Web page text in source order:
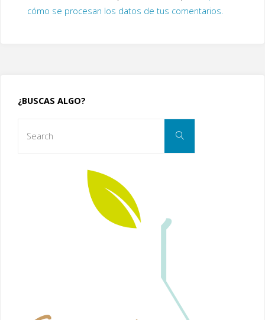
cómo se procesan los datos de tus comentarios.
¿BUSCAS ALGO?
Search